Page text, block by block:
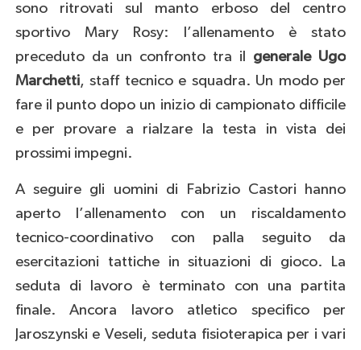
sono ritrovati sul manto erboso del centro
sportivo Mary Rosy: l’allenamento è stato
preceduto da un confronto tra il generale Ugo
Marchetti, staff tecnico e squadra. Un modo per
fare il punto dopo un inizio di campionato difficile
e per provare a rialzare la testa in vista dei
prossimi impegni.
A seguire gli uomini di Fabrizio Castori hanno
aperto l’allenamento con un riscaldamento
tecnico-coordinativo con palla seguito da
esercitazioni tattiche in situazioni di gioco. La
seduta di lavoro è terminato con una partita
finale. Ancora lavoro atletico specifico per
Jaroszynski e Veseli, seduta fisioterapica per i vari